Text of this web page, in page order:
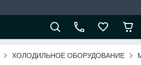
ХОЛОДИЛЬНОЕ ОБОРУДОВАНИЕ